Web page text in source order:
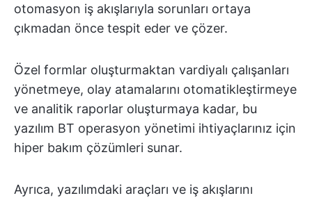
otomasyon iş akışlarıyla sorunları ortaya
çıkmadan önce tespit eder ve çözer.
Özel formlar oluşturmaktan vardiyalı çalışanları
yönetmeye, olay atamalarını otomatikleştirmeye
ve analitik raporlar oluşturmaya kadar, bu
yazılım BT operasyon yönetimi ihtiyaçlarınız için
hiper bakım çözümleri sunar.
Ayrıca, yazılımdaki araçları ve iş akışlarını